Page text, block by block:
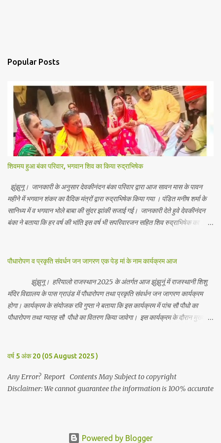
Popular Posts
शिवमय हुआ बंका परिवार, भगवान शिव का किया रुद्राभिषेक
झुंझुनू। जानकारी के अनुसार देवकीनंदन बंका परिवार द्वारा आज सावन मास के पावन
महीने में भगवान शंकर का वैदिक मंत्रों द्वारा रुद्राभिषेक किया गया । पंडित मनीष शर्मा के
सानिध्य में व भगवान भोले बाबा की सुंदर झांकी सजाई गई। जानकारी देते हुवे देवकीनंदन
बंका ने बताया कि हर वर्ष की भांति इस वर्ष भी सपरिवारजन सहित शिव रुद्राभिषेक का
भाविक, लाडो, मीना, रेनू, निर्मला, दीक्षा, मनीषा आदि सभी परिवार जन उपस्थित रहे।
guarantee the information is 100% accurate
पौधारोपण व प्रकृति संवर्धन जन जागरण एक पेड़ मां के नाम कार्यक्रम आज
झुंझुनू। हरियालो राजस्थान 2025 के अंतर्गत आज झुंझुनूं में राजस्थानी शिशु
मंदिर विद्यालय के पास ग्राउंड में पौधारोपण तथा प्रकृति संवर्धन जन जागरण कार्यक्रम
होगा। कार्यक्रम के संयोजक रवि गुप्ता ने बताया कि इस कार्यक्रम में पांच सौ पौधो का
पौधारोपण तथा ग्यारह सौ पौधो का वितरण किया जावेगा। इस कार्यक्रम के दौरान मुख्य
उपस्थित रहेंगे। Contents May Subject to copyright Disclaimer: We
वर्ष 5 अंक 20 (05 August 2025 )
Any Error? Report Contents May Subject to copyright
Disclaimer: We cannot guarantee the information is 100% accurate
Powered by Blogger